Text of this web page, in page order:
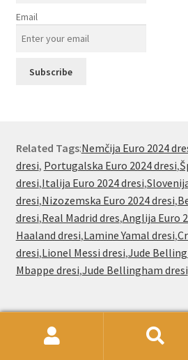
Email
Related Tags:Nemčija Euro 2024
dresi, Portugalska Euro 2024 dresi,
dresi,Italija Euro 2024 dresi,
dresi,Nizozemska Euro 2024 dresi,
dresi,Real Madrid dres,Anglija Euro
Haaland dresi,Lamine Yamal dresi,
dresi,Lionel Messi dresi,Jude
Mbappe dresi,Jude Bellingham dresi
Nogometnionline.com